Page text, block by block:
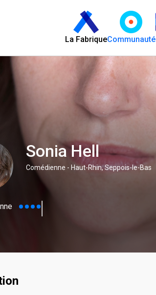
La FabriqueCommunauté
Sonia Hell
Comédienne - Haut-Rhin, Seppois-le-Bas